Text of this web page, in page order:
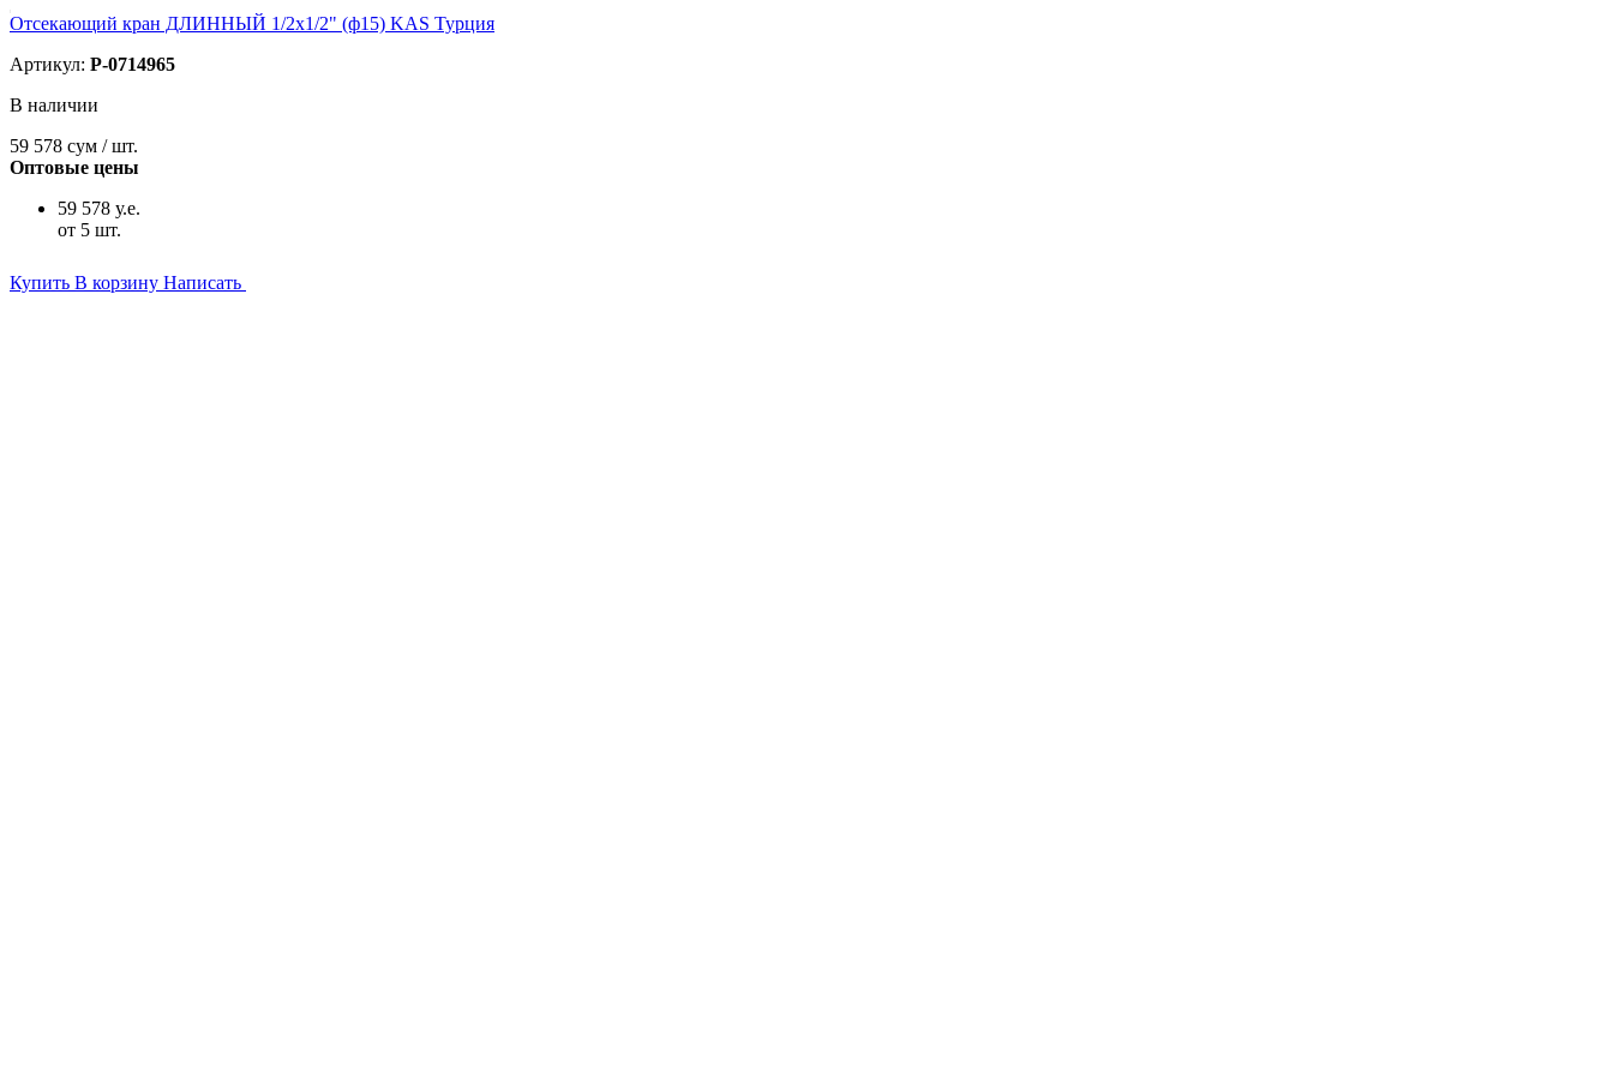
Отсекающий кран ДЛИННЫЙ 1/2х1/2" (ф15) KAS Турция
Артикул: P-0714965
В наличии
59 578 сум / шт.
Оптовые цены
59 578 у.е.
от 5 шт.
Купить В корзину Написать